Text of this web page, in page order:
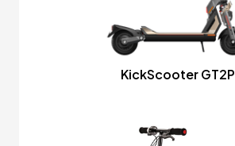
KickScooter GT2P